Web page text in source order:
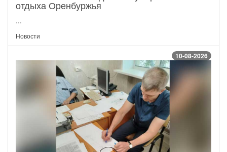
отдыха Оренбуржья
...
Новости
10-08-2026